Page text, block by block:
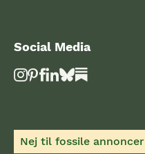
Social Media
Nej til fossile annoncer